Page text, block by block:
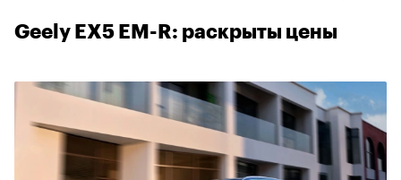
Geely EX5 EM-R: раскрыты цены